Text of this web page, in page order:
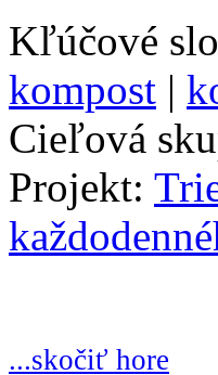
Kľúčové
kompost |
Cieľová
Projekt:
...skočiť hore